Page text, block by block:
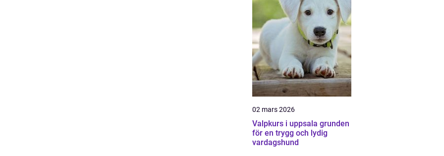
02 mars 2026
Valpkurs i uppsala grunden
för en trygg och lydig
vardagshund